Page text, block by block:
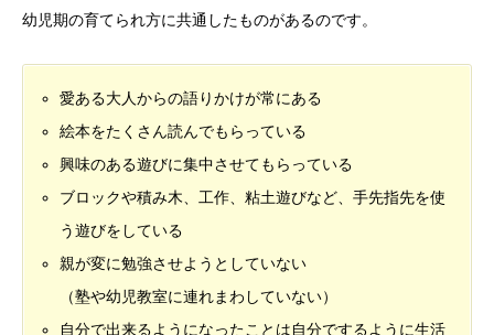
幼児期の育てられ方に共通したものがあるのです。
愛ある大人からの語りかけが常にある
絵本をたくさん読んでもらっている
興味のある遊びに集中させてもらっている
ブロックや積み木、工作、粘土遊びなど、手先指先を使
う遊びをしている
親が変に勉強させようとしていない
（塾や幼児教室に連れまわしていない）
自分で出来るようになったことは自分でするように生活